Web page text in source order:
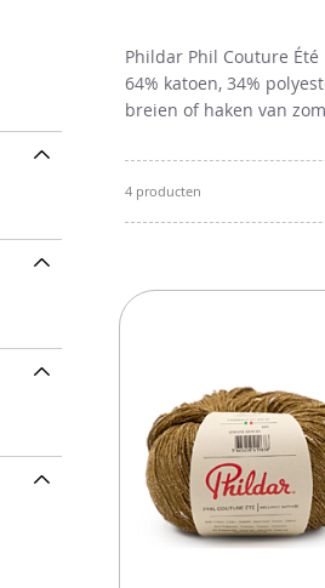
Phildar Phil Couture
64% katoen, 34%
breien of haken van
4producten